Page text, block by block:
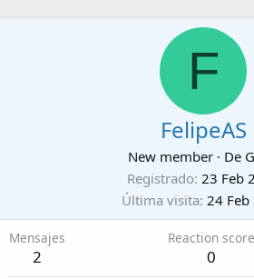
F
FelipeAS
New member · De
Registrado 23 Feb
Última visita 24
Mensajes
2
Reaction score
0